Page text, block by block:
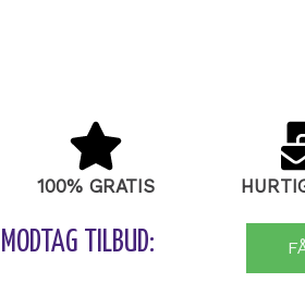
100% GRATIS
MODTAG TILBUD: